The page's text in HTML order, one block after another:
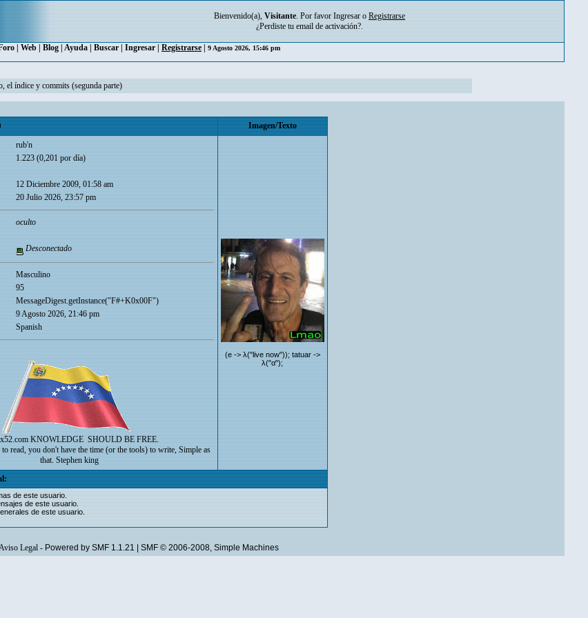
Bienvenido(a), Visitante. Por favor Ingresar o Registrarse
¿Perdiste tu email de activación?.
Web Blog Ayuda Buscar Ingresar Registrarse 9 Agosto 2026, 15:46 pm
el índice y commits (segunda parte)
Imagen/Texto
rub'n
1.223 (0,201 por día)
12 Diciembre 2009, 01:58 am
20 Julio 2026, 23:57 pm
oculto
Desconectado
Masculino
95
MessageDigest.getInstance("F#+K0x00F")
9 Agosto 2026, 21:46 pm
Spanish
KNOWLEDGE SHOULD BE FREE.
read, you don't have the time (or the tools) to write, Simple as
that. Stephen king
(e -> λ("live now")); tatuar ->
λ("α");
de este usuario.
de este usuario.
de este usuario.
Legal- Powered by SMF 1.1.21 SMF © 2006-2008, Simple Machines